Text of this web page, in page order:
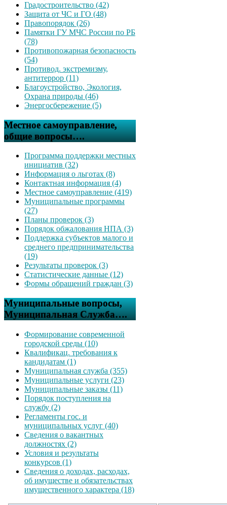
Градостроительство (42)
Защита от ЧС и ГО (48)
Правопорядок (26)
Памятки ГУ МЧС России по РБ
(78)
Противопожарная безопасность
(54)
Противод. экстремизму,
антитеррор (11)
Благоустройство, Экология,
Охрана природы (46)
Энергосбережение (5)
Местное самоуправление,
общие вопросы….
Программа поддержки местных
инициатив (32)
Информация о льготах (8)
Контактная информация (4)
Местное самоуправление (419)
Муниципальные программы
(27)
Планы проверок (3)
Порядок обжалования НПА (3)
Поддержка субъектов малого и
среднего предпринимательства
(19)
Результаты проверок (3)
Статистические данные (12)
Формы обращений граждан (3)
Муниципальные вопросы,
Муниципальная Служба….
Формирование современной
городской среды (10)
Квалификац. требования к
кандидатам (1)
Муниципальная служба (355)
Муниципальные услуги (23)
Муниципальные заказы (11)
Порядок поступления на
службу (2)
Регламенты гос. и
муниципальных услуг (40)
Сведения о вакантных
должностях (2)
Условия и результаты
конкурсов (1)
Сведения о доходах, расходах,
об имуществе и обязательствах
имущественного характера (18)